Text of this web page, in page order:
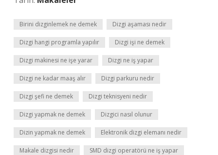
Birini dizginlemek ne demek Dizgi aşaması nedir
Dizgi hangi programla yapılır Dizgi işi ne demek
Dizgi makinesi ne işe yarar Dizgi ne iş yapar
Dizgi ne kadar maaş alır Dizgi parkuru nedir
Dizgi şefi ne demek Dizgi teknisyeni nedir
Dizgi yapmak ne demek Dizgici nasıl olunur
Dizin yapmak ne demek Elektronik dizgi elemanı nedir
Makale dizgisi nedir SMD dizgi operatörü ne iş yapar